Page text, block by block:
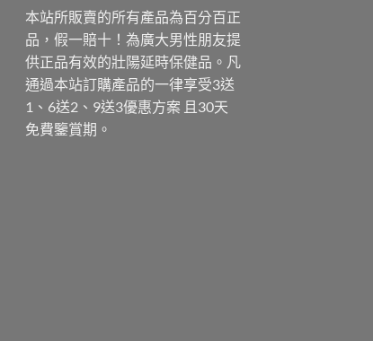
本站所販賣的所有產品為百分百正
品，假一賠十！為廣大男性朋友提
供正品有效的壯陽延時保健品。凡
通過本站訂購產品的一律享受3送
1、6送2、9送3優惠方案 且30天
免費鑒賞期。